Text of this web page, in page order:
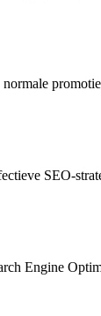
SEO-
Engine